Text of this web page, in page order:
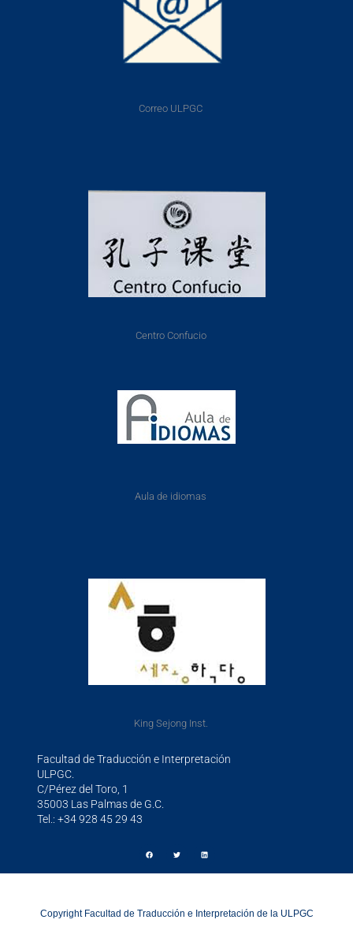
Correo ULPGC
Centro Confucio
Aula de idiomas
King Sejong Inst.
Facultad de Traducción e Interpretación
ULPGC.
C/Pérez del Toro, 1
35003 Las Palmas de G.C.
Tel.: +34 928 45 29 43
Copyright Facultad de Traducción e Interpretación de la ULPGC